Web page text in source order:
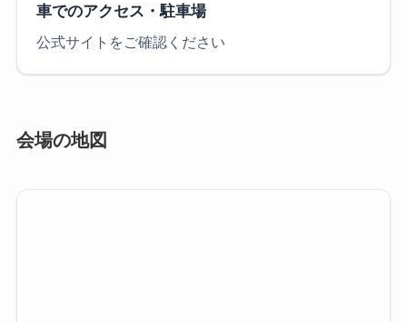
車でのアクセス・駐車場
公式サイトをご確認ください
会場の地図